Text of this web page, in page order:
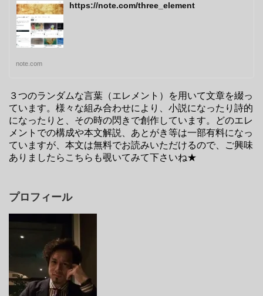
https://note.com/three_element
note.com
３つのランダムな言葉（エレメント）を用いて文章を綴っ
ています。様々な組み合わせにより、小説になったり詩的
になったりと、その時の閃きで創作しています。どのエレ
メントでの構成や本文解説、あとがき等は一部有料になっ
ていますが、本文は無料でお読みいただけるので、ご興味
ありましたらこちらも覗いてみて下さいね★
プロフィール